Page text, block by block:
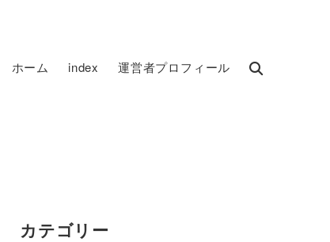
ホーム index 運営者プロフィール
カテゴリー